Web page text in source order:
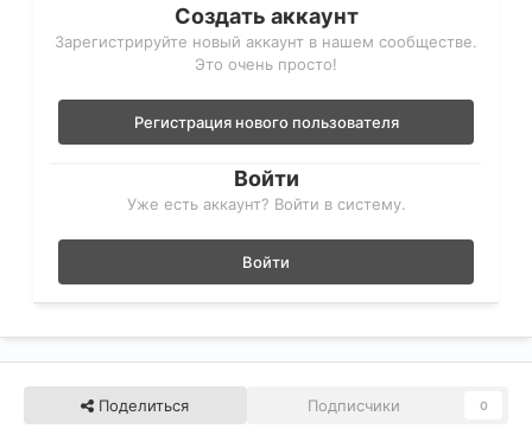
Создать аккаунт
Зарегистрируйте новый аккаунт в нашем сообществе.
Это очень просто!
Регистрация нового пользователя
Войти
Уже есть аккаунт? Войти в систему.
Войти
Поделиться Подписчики 0